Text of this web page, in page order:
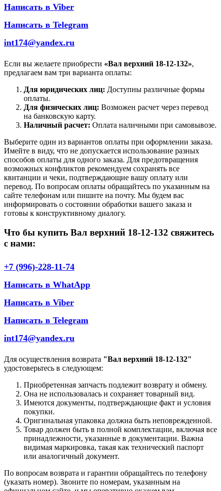
Написать в Viber
Написать в Telegram
int174@yandex.ru
Если вы желаете приобрести «Вал верхний 18-12-132»,
предлагаем вам три варианта оплаты:
Для юридических лиц: Доступны различные формы
оплаты.
Для физических лиц: Возможен расчет через перевод
на банковскую карту.
Наличный расчет: Оплата наличными при самовывозе.
Выберите один из вариантов оплаты при оформлении заказа.
Имейте в виду, что не допускается использование разных
способов оплаты для одного заказа. Для предотвращения
возможных конфликтов рекомендуем сохранять все
квитанции и чеки, подтверждающие вашу оплату или
перевод. По вопросам оплаты обращайтесь по указанным на
сайте телефонам или пишите на почту. Мы будем вас
информировать о состоянии обработки вашего заказа и
готовы к конструктивному диалогу.
Что бы купить Вал верхний 18-12-132 свяжитесь
с нами:
+7 (996)-228-11-74
Написать в WhatApp
Написать в Viber
Написать в Telegram
int174@yandex.ru
Для осуществления возврата "Вал верхний 18-12-132"
удостоверьтесь в следующем:
Приобретенная запчасть подлежит возврату и обмену.
Она не использовалась и сохраняет товарный вид.
Имеются документы, подтверждающие факт и условия
покупки.
Оригинальная упаковка должна быть неповрежденной.
Товар должен быть в полной комплектации, включая все
принадлежности, указанные в документации. Важна
видимая маркировка, такая как технический паспорт
или аналогичный документ.
По вопросам возврата и гарантии обращайтесь по телефону
(указать номер). Звоните по номерам, указанным на